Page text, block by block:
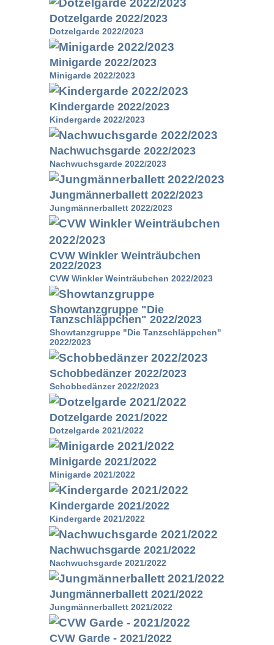
Dotzelgarde 2022/2023
Dotzelgarde 2022/2023
Minigarde 2022/2023
Minigarde 2022/2023
Kindergarde 2022/2023
Kindergarde 2022/2023
Nachwuchsgarde 2022/2023
Nachwuchsgarde 2022/2023
Jungmännerballett 2022/2023
Jungmännerballett 2022/2023
CVW Winkler Weinträubchen
2022/2023
CVW Winkler Weinträubchen 2022/2023
Showtanzgruppe "Die
Tanzschläppchen" 2022/2023
Showtanzgruppe "Die Tanzschläppchen"
2022/2023
Schobbedänzer 2022/2023
Schobbedänzer 2022/2023
Dotzelgarde 2021/2022
Dotzelgarde 2021/2022
Minigarde 2021/2022
Minigarde 2021/2022
Kindergarde 2021/2022
Kindergarde 2021/2022
Nachwuchsgarde 2021/2022
Nachwuchsgarde 2021/2022
Jungmännerballett 2021/2022
Jungmännerballett 2021/2022
CVW Garde - 2021/2022